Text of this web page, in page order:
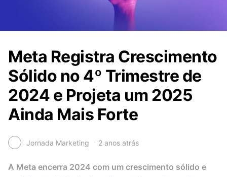
Meta Registra Crescimento
Sólido no 4º Trimestre de
2024 e Projeta um 2025
Ainda Mais Forte
Jornada Marketing 2 anos atrás
A Meta encerra 2024 com um crescimento sólido e